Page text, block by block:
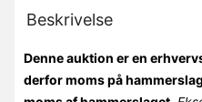
Beskrivelse
Denne auktion er en
derfor moms på